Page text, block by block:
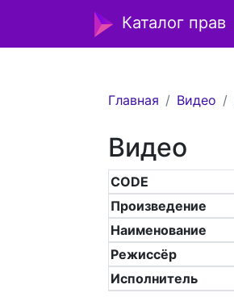
Каталог прав
Главная Видео
Видео
CODE
Произведение
Наименование
Режиссёр
Исполнитель